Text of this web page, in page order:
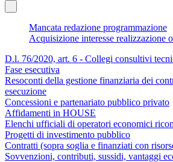
Mancata redazione programmazione
Acquisizione interesse realizzazione
D.l. 76/2020, art. 6 - Collegi consultivi
Fase esecutiva
Resoconti della gestione finanziaria dei
esecuzione
Concessioni e partenariato pubblico privato
Affidamenti in HOUSE
Elenchi ufficiali di operatori economici
Progetti di investimento pubblico
Contratti (sopra soglia e finanziati con
Sovvenzioni, contributi, sussidi, vantaggi